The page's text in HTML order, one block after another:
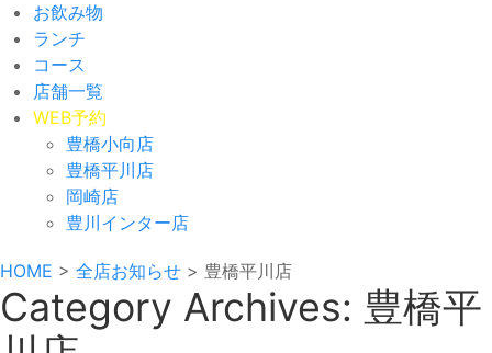
お飲み物
ランチ
コース
店舗一覧
WEB予約
豊橋小向店
豊橋平川店
岡崎店
豊川インター店
HOME > 全店お知らせ > 豊橋平川店
Category Archives: 豊橋平